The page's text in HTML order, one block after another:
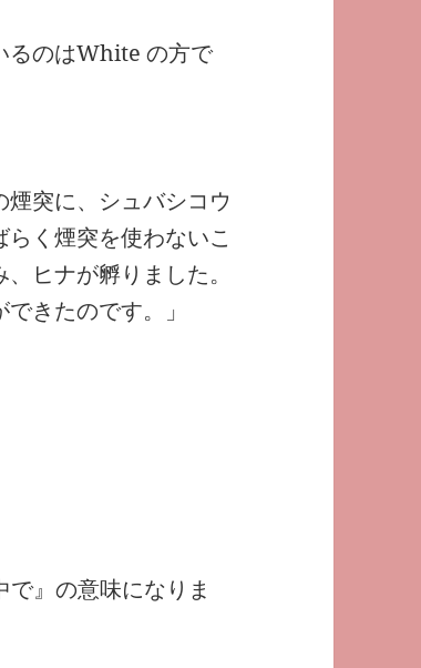
るのはWhite の方で
煙突に、シュバシコウ
く煙突を使わないこ
ヒナが孵りました。
きたのです。」
』の意味になりま